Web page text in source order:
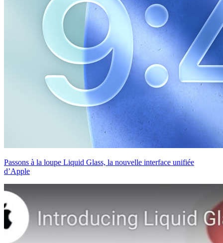
Passons à la loupe Liquid Glass, la nouvelle interface unifiée
d’Apple